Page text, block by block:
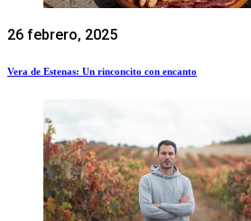
26 febrero, 2025
Vera de Estenas: Un rinconcito con encanto